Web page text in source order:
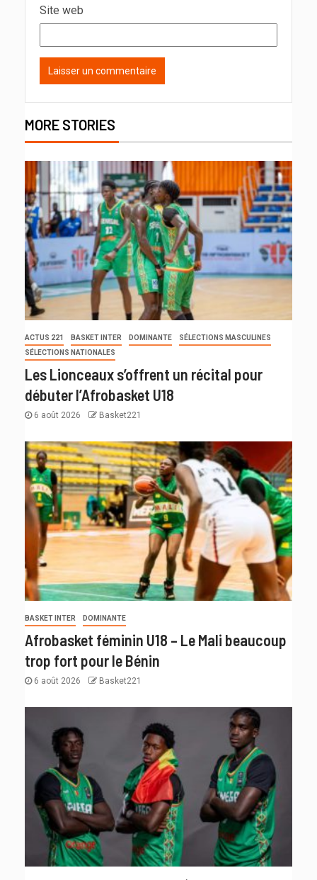
Site web
MORE STORIES
ACTUS 221 BASKET INTER DOMINANTE
SÉLECTIONS MASCULINES
SÉLECTIONS NATIONALES
Les Lionceaux s’offrent un récital pour
débuter l’Afrobasket U18
6 août 2026 Basket221
BASKET INTER DOMINANTE
Afrobasket féminin U18 – Le Mali beaucoup
trop fort pour le Bénin
6 août 2026 Basket221